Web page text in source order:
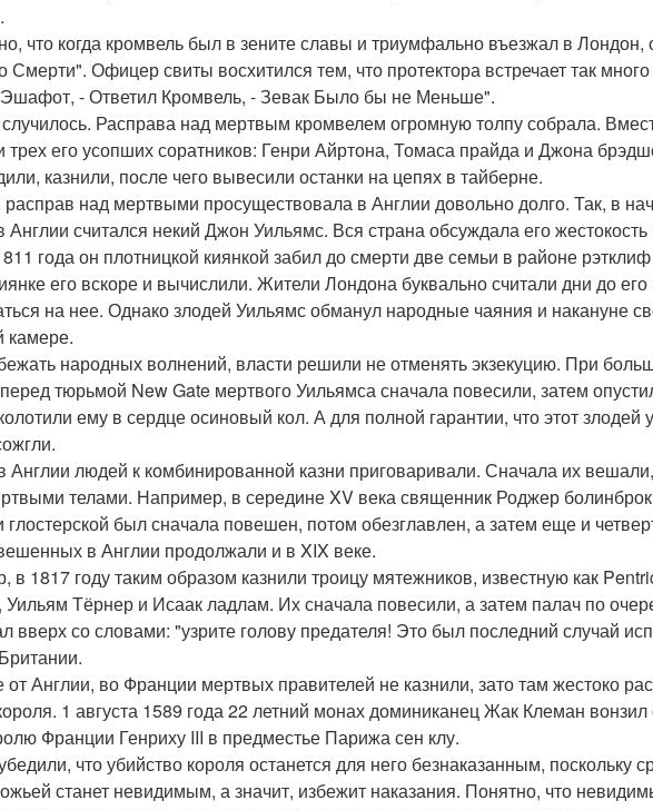
что когда кромвель был в зените славы и триумфально въезжал в Лондон,
Смерти". Офицер свиты восхитился тем, что протектора встречает так
- Ответил Кромвель, - Зевак Было бы не Меньше".
Расправа над мертвым кромвелем огромную толпу собрала.
трех его усопших соратников: Генри Айртона, Томаса прайда и Джона
казнили, после чего вывесили останки на цепях в тайберне.
над мертвыми просуществовала в Англии довольно долго. Так, в
Англии считался некий Джон Уильямс. Вся страна обсуждала его жестокость
года он плотницкой киянкой забил до смерти две семьи в районе
его вскоре и вычислили. Жители Лондона буквально считали дни до
на нее. Однако злодей Уильямс обманул народные чаяния и накануне
камере.
народных волнений, власти решили не отменять экзекуцию. При
тюрьмой New Gate мертвого Уильямса сначала повесили, затем
ему в сердце осиновый кол. А для полной гарантии, что этот злодей
Англии людей к комбинированной казни приговаривали. Сначала их
телами. Например, в середине XV века священник Роджер болинброк
глостерской был сначала повешен, потом обезглавлен, а затем еще и
в Англии продолжали и в XIX веке.
в 1817 году таким образом казнили троицу мятежников, известную как
Уильям Тёрнер и Исаак ладлам. Их сначала повесили, а затем палач по
вверх со словами: "узрите голову предателя! Это был последний случай
от Англии, во Франции мертвых правителей не казнили, зато там жестоко
1 августа 1589 года 22 летний монах доминиканец Жак Клеман
Франции Генриху III в предместье Парижа сен клу.
что убийство короля останется для него безнаказанным, поскольку
станет невидимым, а значит, избежит наказания. Понятно, что